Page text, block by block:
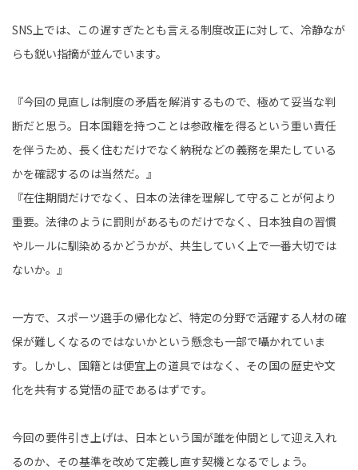
SNS上では、この遅すぎたとも言える制度改正に対して、冷静なが
らも鋭い指摘が並んでいます。
『今回の見直しは制度の矛盾を解消するもので、極めて妥当な判
断だと思う。日本国籍を持つことは参政権を得るという重い責任
を伴うため、長く住むだけでなく納税などの義務を果たしている
かを確認するのは当然だ。』
『在住期間だけでなく、日本の法律を理解して守ることが何より
重要。法律のように罰則があるものだけでなく、日本独自の習慣
やルールに馴染めるかどうかが、共生していく上で一番大切では
ないか。』
一方で、スポーツ選手の帰化など、特定の分野で活躍する人材の確
保が難しくなるのではないかという懸念も一部で囁かれていま
す。しかし、国籍とは便宜上の道具ではなく、その国の歴史や文
化を共有する覚悟の証であるはずです。
今回の要件引き上げは、日本という国が誰を仲間として迎え入れ
るのか、その基準を改めて定義し直す契機となるでしょう。